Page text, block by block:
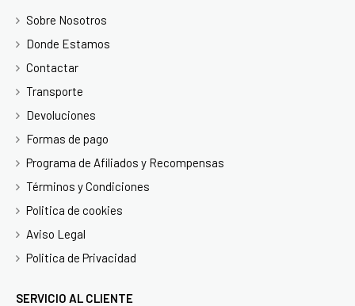
Sobre Nosotros
Donde Estamos
Contactar
Transporte
Devoluciones
Formas de pago
Programa de Afiliados y Recompensas
Términos y Condiciones
Politica de cookies
Aviso Legal
Politica de Privacidad
SERVICIO AL CLIENTE